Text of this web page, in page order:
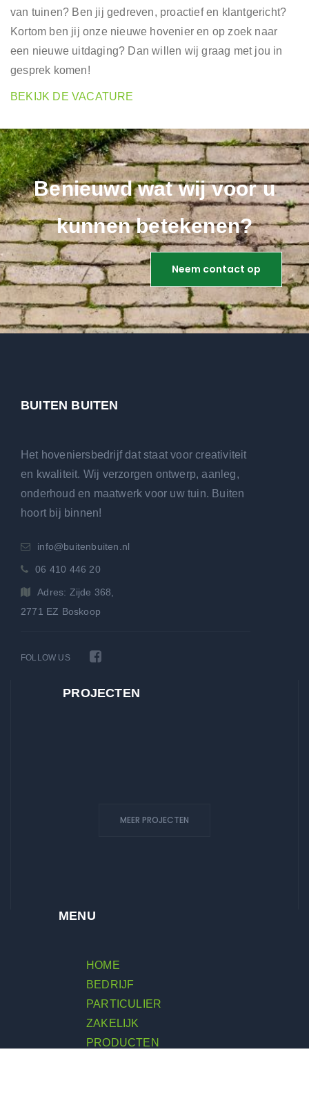
van tuinen? Ben jij gedreven, proactief en klantgericht?
Kortom ben jij onze nieuwe hovenier en op zoek naar
een nieuwe uitdaging? Dan willen wij graag met jou in
gesprek komen!
BEKIJK DE VACATURE
Benieuwd wat wij voor u
kunnen betekenen?
Neem contact op
BUITEN BUITEN
Het hoveniersbedrijf dat staat voor creativiteit
en kwaliteit. Wij verzorgen ontwerp, aanleg,
onderhoud en maatwerk voor uw tuin. Buiten
hoort bij binnen!
info@buitenbuiten.nl
06 410 446 20
Adres: Zijde 368,
2771 EZ Boskoop
FOLLOW US
PROJECTEN
MEER PROJECTEN
MENU
HOME
BEDRIJF
PARTICULIER
ZAKELIJK
PRODUCTEN